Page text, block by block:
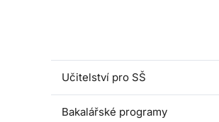
Učitelství pro SŠ
Bakalářské programy